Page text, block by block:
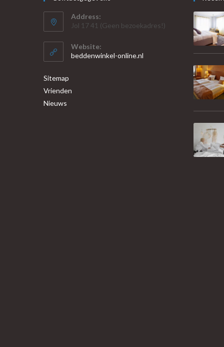
Address:
Jol 17 41 (Geen bezoekadres!)
Website:
beddenwinkel-online.nl
Sitemap
Vrienden
Nieuws